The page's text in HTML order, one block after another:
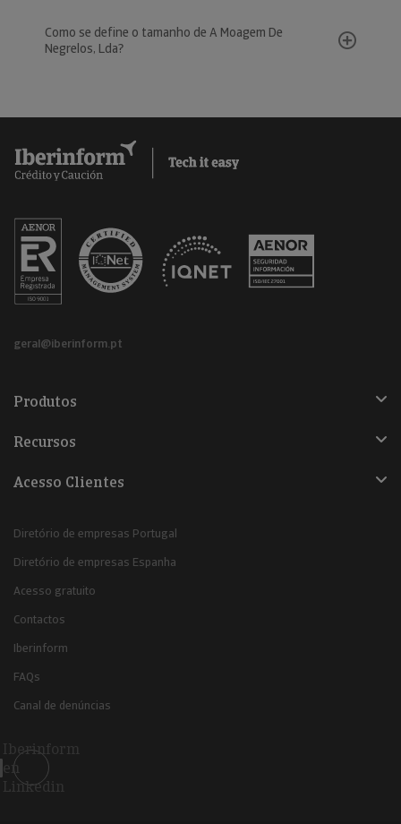
Como se define o tamanho de A Moagem De
Negrelos, Lda?
geral@iberinform.pt
Produtos
Recursos
Acesso Clientes
Diretório de empresas Portugal
Diretório de empresas Espanha
Acesso gratuito
Contactos
Iberinform
FAQs
Canal de denúncias
Iberinform
en
Linkedin